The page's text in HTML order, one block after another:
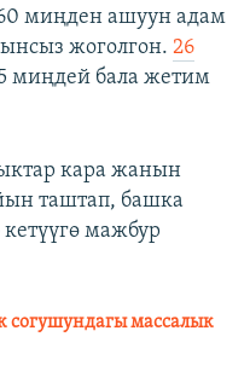
миңден ашуун адам
жоголгон. 26
миңдей бала жетим
кара жанын
таштап, башка
мажбур
согушундагы массалык